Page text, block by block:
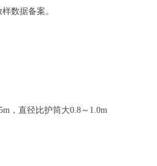
数据备案。
，直径比护筒大0.8～1.0m